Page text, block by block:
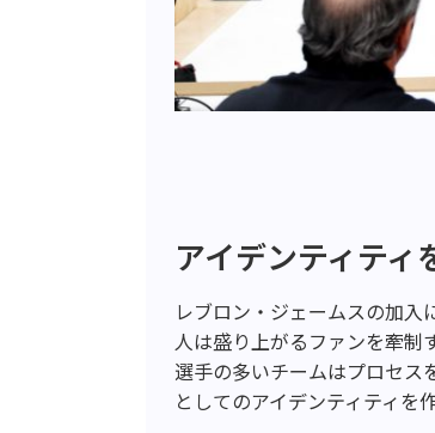
アイデンティテ
レブロン・ジェームスの加
人は盛り上がるファンを牽制
選手の多いチームはプロセス
としてのアイデンティティを